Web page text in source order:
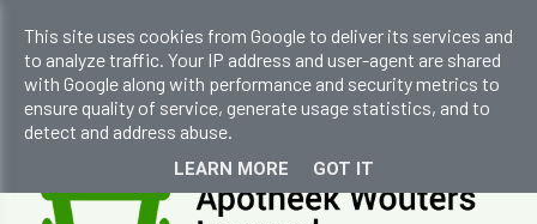
apocwouters@skynet.be
+32 (0)11 606 002
This site uses cookies from Google to deliver its services and
to analyze traffic. Your IP address and user-agent are shared
with Google along with performance and security metrics to
ensure quality of service, generate usage statistics, and to
detect and address abuse.
LEARN MORE GOT IT